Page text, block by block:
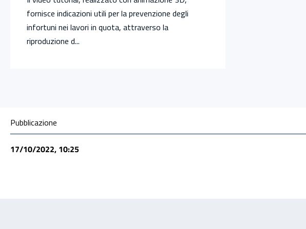
fornisce indicazioni utili per la prevenzione degli
infortuni nei lavori in quota, attraverso la
riproduzione d...
Condivisione social
Pubblicazione
17/10/2022, 10:25